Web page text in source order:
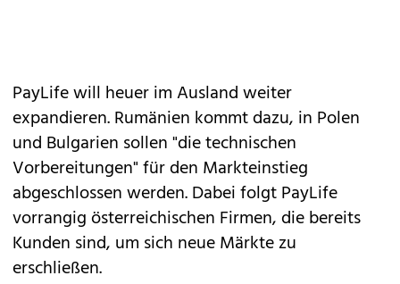
PayLife will heuer im Ausland weiter
expandieren. Rumänien kommt dazu, in Polen
und Bulgarien sollen "die technischen
Vorbereitungen" für den Markteinstieg
abgeschlossen werden. Dabei folgt PayLife
vorrangig österreichischen Firmen, die bereits
Kunden sind, um sich neue Märkte zu
erschließen.